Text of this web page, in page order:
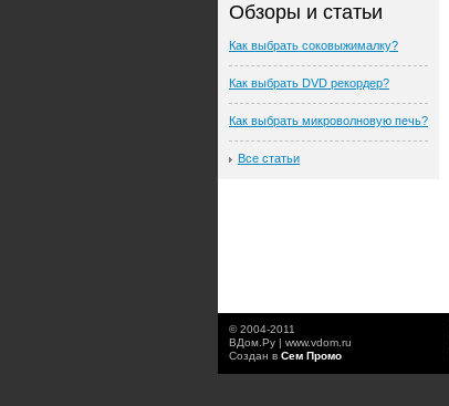
Обзоры и статьи
Как выбрать соковыжималку?
Как выбрать DVD рекордер?
Как выбрать микроволновую печь?
Все статьи
© 2004-2011
ВДом.Ру | www.vdom.ru
Создан в Сем Промо